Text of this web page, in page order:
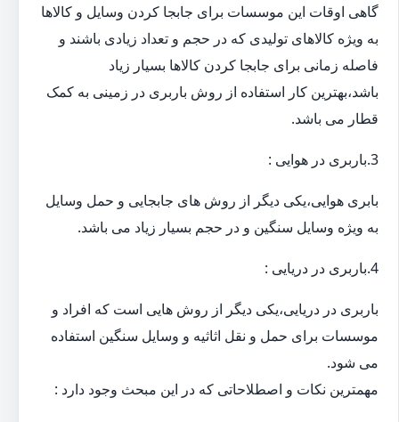
گاهی اوقات این موسسات برای جابجا کردن وسایل و کالاها
به ویژه کالاهای تولیدی که در حجم و تعداد زیادی باشند و
فاصله زمانی برای جابجا کردن کالاها بسیار زیاد
باشد،بهترین کار استفاده از روش باربری در زمینی به کمک
قطار می باشد.
3.باربری در هوایی :
بابری هوایی،یکی دیگر از روش های جابجایی و حمل وسایل
به ویژه وسایل سنگین و در حجم بسیار زیاد می باشد.
4.باربری در دریایی :
باربری در دریایی،یکی دیگر از روش هایی است که افراد و
موسسات برای حمل و نقل اثاثیه و وسایل سنگین استفاده
می شود.
مهمترین نکات و اصطلاحاتی که در این مبحث وجود دارد :